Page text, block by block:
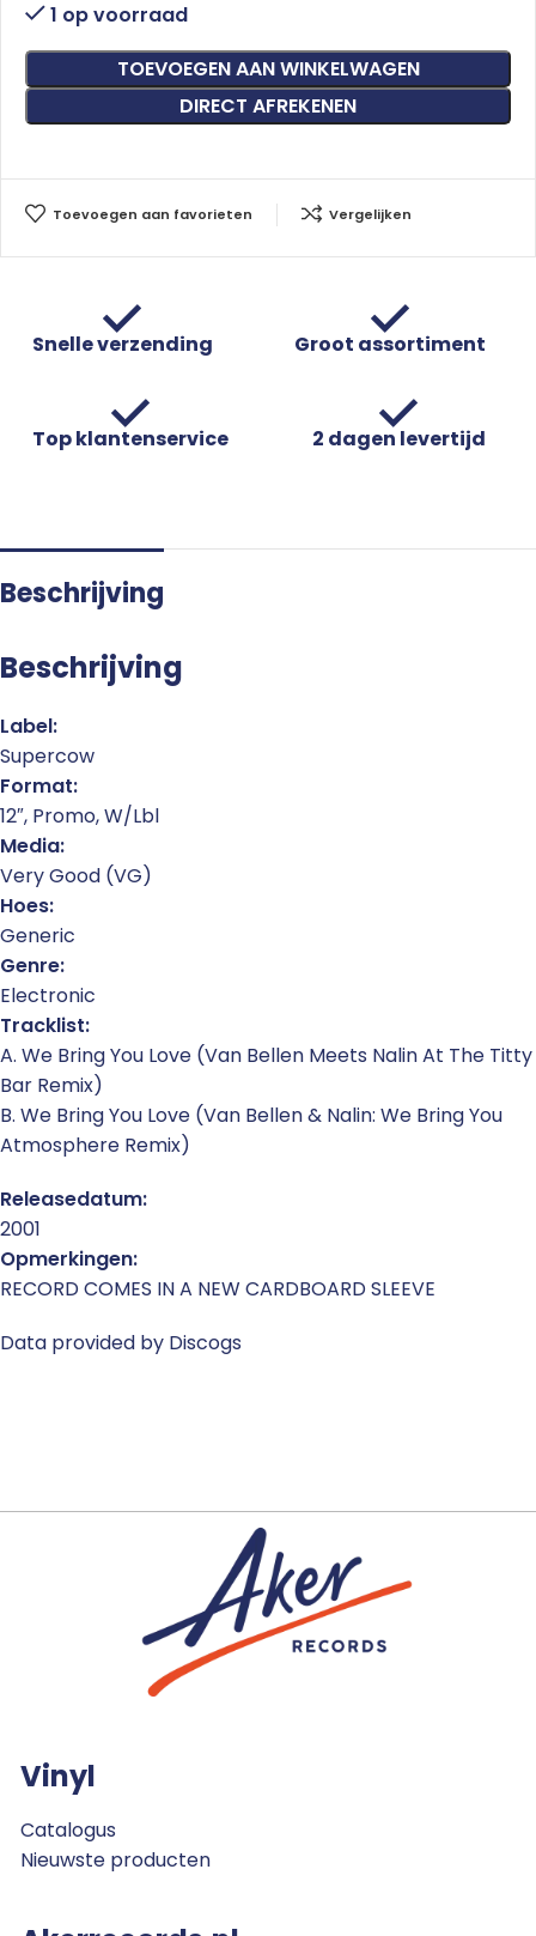
1 op voorraad
TOEVOEGEN AAN WINKELWAGEN
DIRECT AFREKENEN
Toevoegen aan favorieten Vergelijken
Snelle verzending Groot assortiment
Top klantenservice 2 dagen levertijd
Beschrijving
Beschrijving
Label:
Supercow
Format:
12″, Promo, W/Lbl
Media:
Very Good (VG)
Hoes:
Generic
Genre:
Electronic
Tracklist:
A. We Bring You Love (Van Bellen Meets Nalin At The Titty
Bar Remix)
B. We Bring You Love (Van Bellen & Nalin: We Bring You
Atmosphere Remix)
Releasedatum:
2001
Opmerkingen:
RECORD COMES IN A NEW CARDBOARD SLEEVE
Data provided by Discogs
Vinyl
Catalogus
Nieuwste producten